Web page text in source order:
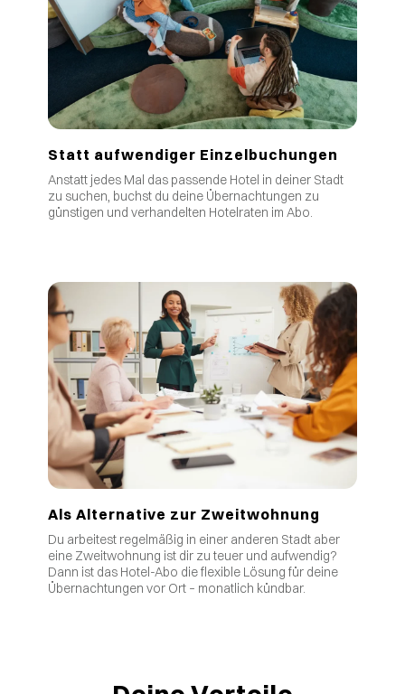
Statt aufwendiger Einzelbuchungen
Anstatt jedes Mal das passende Hotel in deiner Stadt
zu suchen, buchst du deine Übernachtungen zu
günstigen und verhandelten Hotelraten im Abo.
Als Alternative zur Zweitwohnung
Du arbeitest regelmäßig in einer anderen Stadt aber
eine Zweitwohnung ist dir zu teuer und aufwendig?
Dann ist das Hotel-Abo die flexible Lösung für deine
Übernachtungen vor Ort – monatlich kündbar.